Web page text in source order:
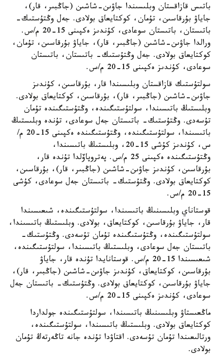
باتىس قازاقستان وبلىسىندا جاۋىن-شاشىن (جاڭبىر، قار)،
جاياۋ بۇرقاسىن، تۇمان، كوكتايعاق بولادى. جەل وڭتۇستىك-
باتىستان، باتىستان سوعادى، كۇندىز ەكپىنى 15-20 م/س.
ورالدا جاۋىن-شاشىن (جاڭبىر، قار)، جاياۋ بۇرقاسىن، تۇمان،
كوكتايعاق بولادى. جەل وڭتۇستىك- باتىستان، باتىستان
سوعادى، كۇندىز ەكپىنى 15-20 م/س.
سولتۇستىك قازاقستان وبلىسىندا قار، بۇرقاسىن، كۇندىز
جاۋىن-شاشىن (جاڭبىر، قار)، بۇرقاسىن، كوكتايعاق بولادى.
وبلىستىڭ باتىسىندا، سولتۇستىگىندە، وڭتۇستىگىندە تۇمان
تۇسەدى. وڭتۇستىك- باتىستان جەل سوعادى، تۇندە وبلىستىڭ
باتىسىندا، سولتۇستىگىندە، وڭتۇستىگىندە ەكپىنى 15-20 م/
س، كۇندىز كۇشى 15-20، وبلىستىڭ باتىسىندا،
وڭتۇستىگىندە ەكپىنى 25 م/س. پەتروپاۆلدا تۇندە قار،
بۇرقاسىن، كۇندىز جاۋىن-شاشىن (جاڭبىر، قار)، بۇرقاسىن،
كوكتايعاق بولادى. وڭتۇستىك- باتىستان جەل سوعادى، كۇشى
15-20 م/س.
قوستاناي وبلىسىنىڭ باتىسىندا، سولتۇستىگىندە، شىعىسىندا
قار، جاياۋ بۇرقاسىن، كوكتايعاق، بولادى. وبلىستىڭ باتىسىندا،
سولتۇستىگىندە، وڭتۇستىگىندە تۇمان تۇسەدى. وڭتۇستىك-
باتىستان جەل سوعادى، وبلىستىڭ باتىسىندا، سولتۇستىگىندە،
شىعىسىندا 15-20 م/س. قوستانايدا تۇندە قار، جاياۋ
بۇرقاسىن، كوكتايعاق، كۇندىز جاۋىن-شاشىن (جاڭبىر، قار)،
جاياۋ بۇرقاسىن، كوكتايعاق بولادى. وڭتۇستىك- باتىستان جەل
سوعادى، كۇندىز ەكپىنى 15-20 م/س.
ماڭعىستاۋ وبلىسىنىڭ باتىسىندا، سولتۇستىگىندە جولداردا
كوكتايعاق بولادى. وبلىستىڭ باتىسىندا، سولتۇستىگىندە،
ورتالىعىندا تۇمان تۇسەدى. اقتاۋدا تۇندە جانە تاڭەرتەڭ تۇمان
بولادى.